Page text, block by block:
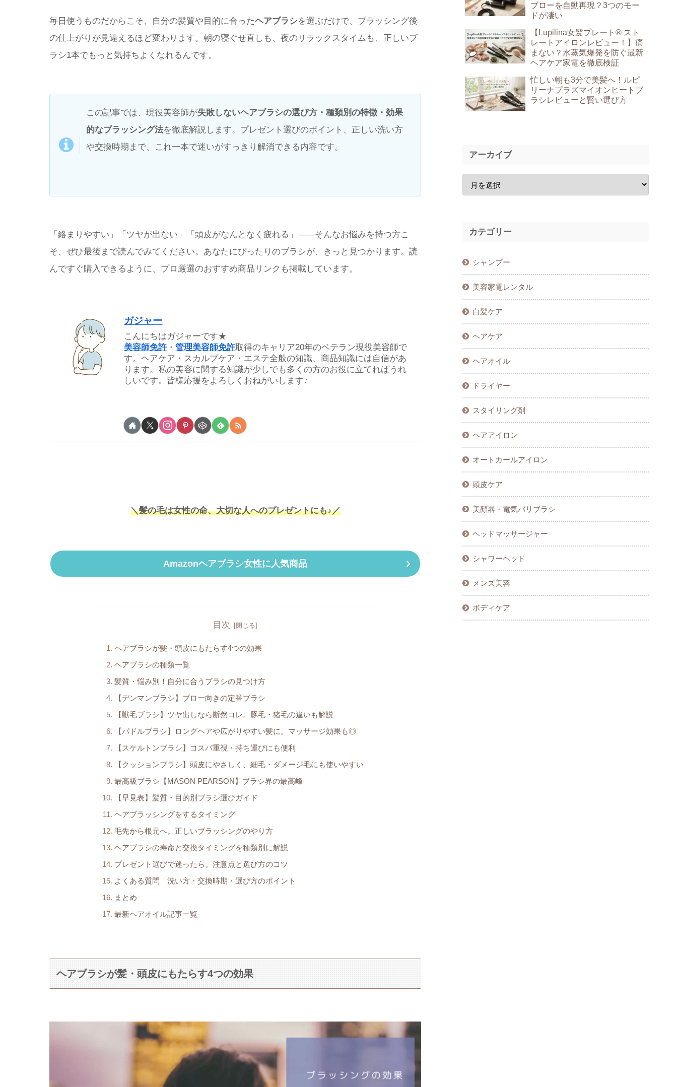
毎日使うものだからこそ、自分の髪質や目的に合ったヘアブラシを選ぶだけで、ブラッシング後
の仕上がりが見違えるほど変わります。朝の寝ぐせ直しも、夜のリラックスタイムも、正しいブ
ラシ1本でもっと気持ちよくなれるんです。
この記事では、現役美容師が失敗しないヘアブラシの選び方・種類別の特徴・効果
的なブラッシング法を徹底解説します。プレゼント選びのポイント、正しい洗い方
や交換時期まで、これ一本で迷いがすっきり解消できる内容です。
「絡まりやすい」「ツヤが出ない」「頭皮がなんとなく疲れる」——そんなお悩みを持つ方こ
そ、ぜひ最後まで読んでみてください。あなたにぴったりのブラシが、きっと見つかります。読
んですぐ購入できるように、プロ厳選のおすすめ商品リンクも掲載しています。
ガジャー
こんにちはガジャーです★
美容師免許・管理美容師免許取得のキャリア20年のベテラン現役美容師で
す。ヘアケア・スカルプケア・エステ全般の知識、商品知識には自信があ
ります。私の美容に関する知識が少しでも多くの方のお役に立てればうれ
しいです。皆様応援をよろしくおねがいします♪
＼髪の毛は女性の命、大切な人へのプレゼントにも♪／
Amazonヘアブラシ女性に人気商品
目次
ヘアブラシが髪・頭皮にもたらす4つの効果
ヘアブラシの種類一覧
髪質・悩み別！自分に合うブラシの見つけ方
【デンマンブラシ】ブロー向きの定番ブラシ
【獣毛ブラシ】ツヤ出しなら断然コレ。豚毛・猪毛の違いも解説
【パドルブラシ】ロングヘアや広がりやすい髪に。マッサージ効果も◎
【スケルトンブラシ】コスパ重視・持ち運びにも便利
【クッションブラシ】頭皮にやさしく、細毛・ダメージ毛にも使いやすい
最高級ブラシ【MASON PEARSON】ブラシ界の最高峰
【早見表】髪質・目的別ブラシ選びガイド
ヘアブラッシングをするタイミング
毛先から根元へ。正しいブラッシングのやり方
ヘアブラシの寿命と交換タイミングを種類別に解説
プレゼント選びで迷ったら。注意点と選び方のコツ
よくある質問 洗い方・交換時期・選び方のポイント
まとめ
最新ヘアオイル記事一覧
ヘアブラシが髪・頭皮にもたらす4つの効果
ブローを自動再現？3つのモー
ドが凄い
【Lupilina女髪プレート® スト
レートアイロンレビュー！】痛
まない？水蒸気爆発を防ぐ最新
ヘアケア家電を徹底検証
忙しい朝も3分で美髪へ！ルピ
リーナプラズマイオンヒートブ
ラシレビューと賢い選び方
アーカイブ
カテゴリー
シャンプー
美容家電レンタル
白髪ケア
ヘアケア
ヘアオイル
ドライヤー
スタイリング剤
ヘアアイロン
オートカールアイロン
頭皮ケア
美顔器・電気バリブラシ
ヘッドマッサージャー
シャワーヘッド
メンズ美容
ボディケア